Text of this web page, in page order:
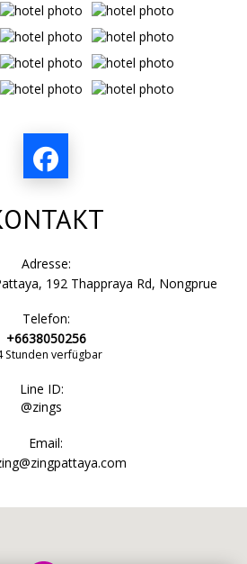
Adresse:
192 Thappraya Rd, Nongprue
Telefon:
+6638050256
Stunden verfügbar
Line ID:
@zings
Email: